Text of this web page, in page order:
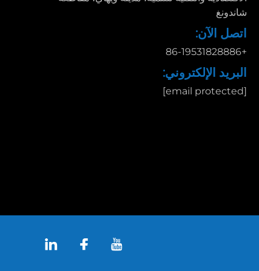
شاندونغ
اتصل الآن:
+86-19531828886
البريد الإلكتروني:
[email protected]